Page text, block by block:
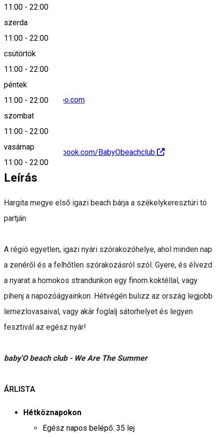
11:00 - 22:00
szerda
11:00 - 22:00
csütörtök
11:00 - 22:00
péntek
11:00 - 22:00
szombat
11:00 - 22:00
vasárnap
11:00 - 22:00
tiboldiattila@yahoo.com
https://www.facebook.com/BabyObeachclub
Leírás
Hargita megye első igazi beach bárja a székelykeresztúri tó
partján.
A régió egyetlen, igazi nyári szórakozóhelye, ahol minden nap
a zenéről és a felhőtlen szórakozásról szól. Gyere, és élvezd
a nyarat a homokos strandunkon egy finom koktéllal, vagy
pihenj a napozóágyainkon. Hétvégén bulizz az ország legjobb
lemezlovasaival, vagy akár foglalj sátorhelyet és legyen
fesztivál az egész nyár!
baby'O beach club - We Are The Summer
ÁRLISTA
Hétköznapokon
Egész napos belépő: 35 lej